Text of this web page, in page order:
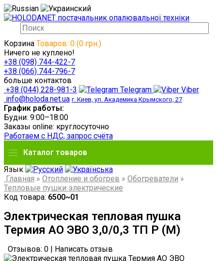
Корзина Товаров: 0 (0 грн.)
Ничего не куплено!
+38 (098) 744-422-7
+38 (066) 744-796-7
больше контактов
+38 (044) 228-981-3
Telegram
Viber
info@holoda.net.ua г. Киев, ул. Академика Крымского, 27
График работы:
Будни: 9:00–18:00
Заказы online: круглосуточно
Работаем с НДС, запрос счёта
Каталог товаров
Язык
Главная » Отопление и обогрев » Обогреватели »
Тепловые пушки электрические
Код товара: 6500~01
Электрическая тепловая пушка
Термия АО ЭВО 3,0/0,3 ТП Р (М)
Отзывов: 0 Написать отзыв